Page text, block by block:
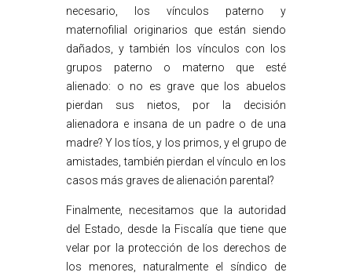
necesario, los vínculos paterno y
maternofilial originarios que están siendo
dañados, y también los vínculos con los
grupos paterno o materno que esté
alienado: o no es grave que los abuelos
pierdan sus nietos, por la decisión
alienadora e insana de un padre o de una
madre? Y los tíos, y los primos, y el grupo de
amistades, también pierdan el vínculo en los
casos más graves de alienación parental?
Finalmente, necesitamos que la autoridad
del Estado, desde la Fiscalía que tiene que
velar por la protección de los derechos de
los menores, naturalmente el síndico de